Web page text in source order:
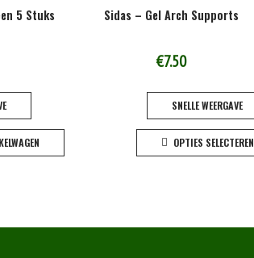
5 Stuks Sidas – Gel Arch Supports
€7.50
SNELLE WEERGAVE
OPTIES SELECTEREN